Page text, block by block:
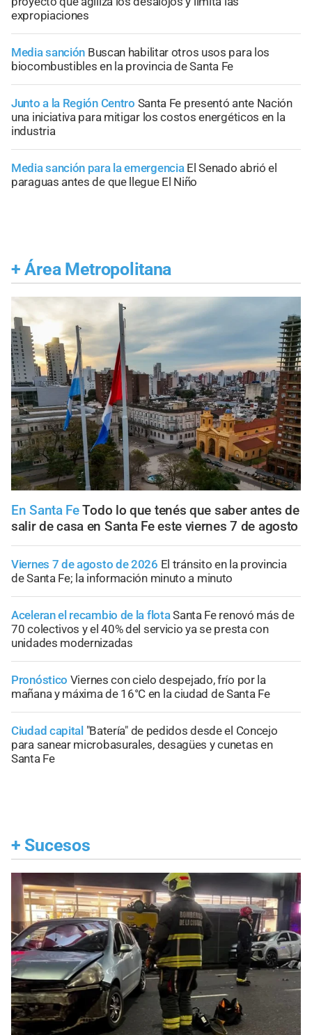
expropiaciones
Media sanción Buscan habilitar otros usos para los
biocombustibles en la provincia de Santa Fe
Junto a la Región Centro Santa Fe presentó ante Nación
una iniciativa para mitigar los costos energéticos en la
industria
Media sanción para la emergencia El Senado abrió el
paraguas antes de que llegue El Niño
+ Área Metropolitana
En Santa FeTodo lo que tenés que saber antes de
salir de casa en Santa Fe este viernes 7 de agosto
Viernes 7 de agosto de 2026 El tránsito en la provincia
de Santa Fe; la información minuto a minuto
Aceleran el recambio de la flotaSanta Fe renovó más de
70 colectivos y el 40% del servicio ya se presta con
unidades modernizadas
Pronóstico Viernes con cielo despejado, frío por la
mañana y máxima de 16°C en la ciudad de Santa Fe
Ciudad capital "Batería" de pedidos desde el Concejo
para sanear microbasurales, desagües y cunetas en
Santa Fe
+ Sucesos